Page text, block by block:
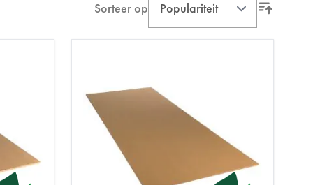
Sorteer op